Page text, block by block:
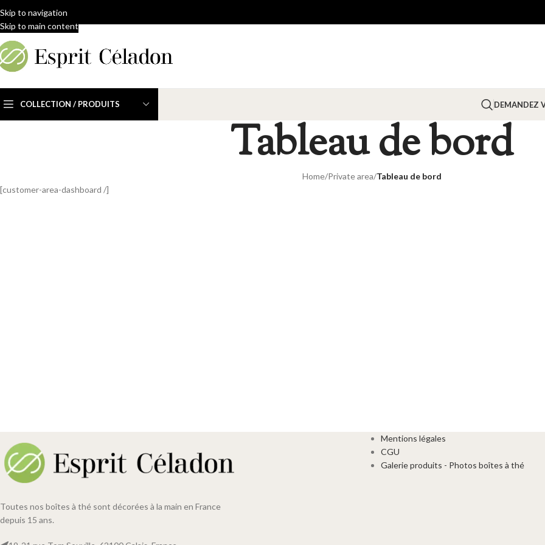
Skip to navigation
Skip to main content
COLLECTION / PRODUITS DEMANDEZ
Tableau de bord
Home/Private area/Tableau de bord
[customer-area-dashboard /]
Toutes nos boîtes à thé sont décorées à la main en France
depuis 15 ans.
Mentions légales
CGU
Galerie produits - Photos boîtes à thé